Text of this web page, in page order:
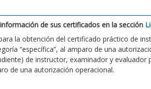
de sus certificados en la sección
la obtención del certificado práctico de
“específica”, al amparo de una
de instructor, examinador y
de una autorización operacional.